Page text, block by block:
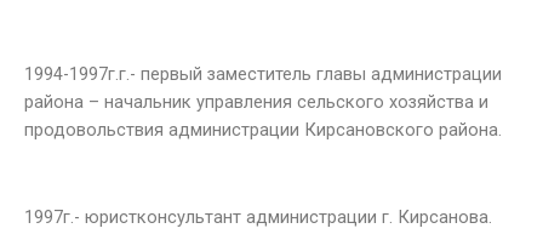
1994-1997г.г.- первый заместитель главы администрации
района – начальник управления сельского хозяйства и
продовольствия администрации Кирсановского района.
1997г.- юристконсультант администрации г. Кирсанова.